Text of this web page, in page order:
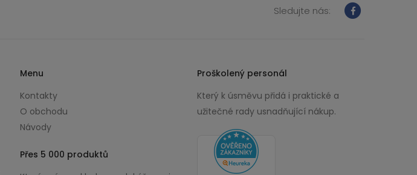
Sledujte nás:
Menu
Kontakty
O obchodu
Návody
Přes 5 000 produktů
Proškolený personál
Který k úsměvu přidá i praktické a
užitečné rady usnadňující nákup.